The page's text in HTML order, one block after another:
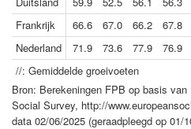
Frankrijk
66.6 67.0 66.2 67.8
Nederland
71.9 73.6 77.9 76.9
//: Gemiddelde groeivoeten
Bron: Berekeningen FPB op basis
Social Survey, http://
data 02/06/2025 (geraadpleegd op 01/